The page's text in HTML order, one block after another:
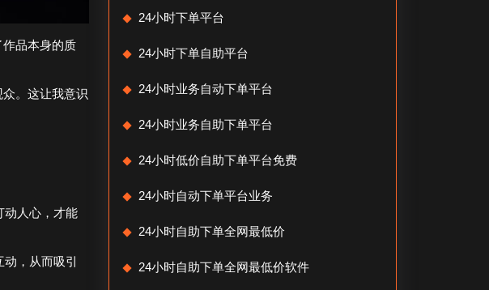
品本身的质
。这让我意识
动人心，才能
，从而吸引
24小时下单平台
24小时下单自助平台
24小时业务自动下单平台
24小时业务自助下单平台
24小时低价自助下单平台免费
24小时自动下单平台业务
24小时自助下单全网最低价
24小时自助下单全网最低价软件